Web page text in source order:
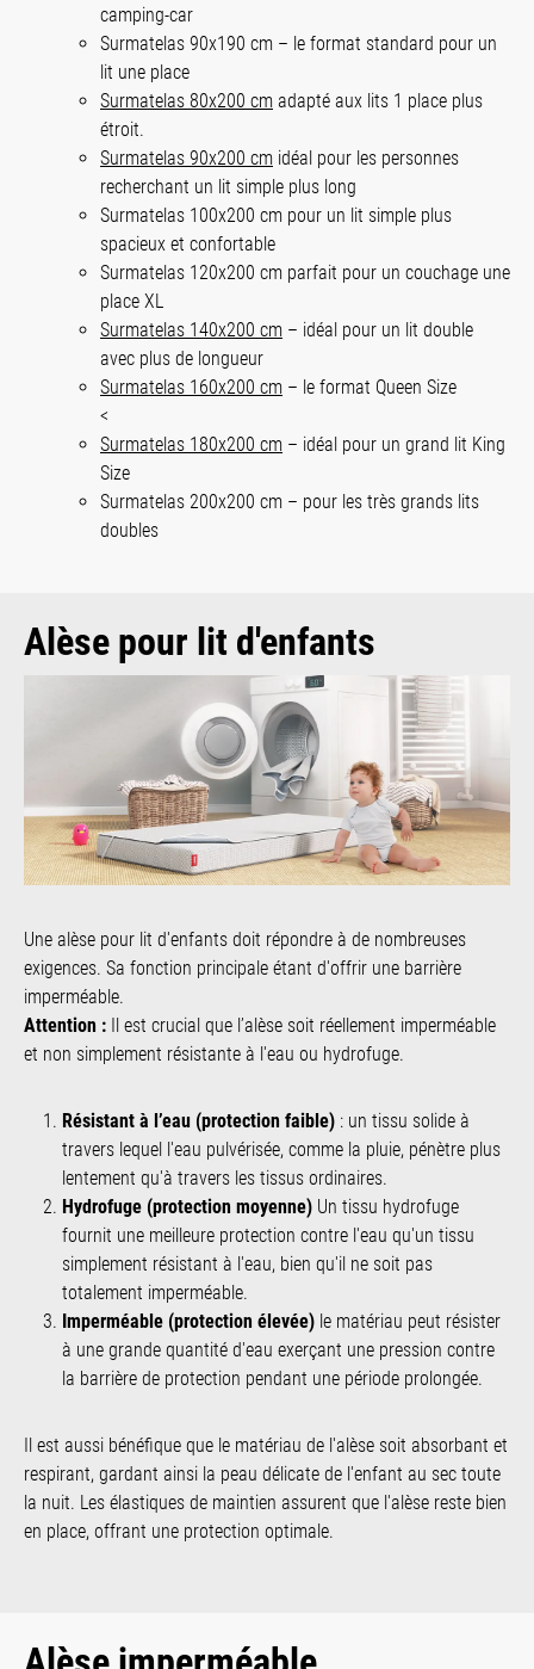
camping-car
Surmatelas 90x190 cm – le format standard pour un
lit une place
Surmatelas 80x200 cm adapté aux lits 1 place plus
étroit.
Surmatelas 90x200 cm idéal pour les personnes
recherchant un lit simple plus long
Surmatelas 100x200 cm pour un lit simple plus
spacieux et confortable
Surmatelas 120x200 cm parfait pour un couchage une
place XL
Surmatelas 140x200 cm – idéal pour un lit double
avec plus de longueur
Surmatelas 160x200 cm – le format Queen Size
<
Surmatelas 180x200 cm – idéal pour un grand lit King
Size
Surmatelas 200x200 cm – pour les très grands lits
doubles
Alèse pour lit d'enfants
Une alèse pour lit d'enfants doit répondre à de nombreuses
exigences. Sa fonction principale étant d'offrir une barrière
imperméable.
Attention : Il est crucial que l’alèse soit réellement imperméable
et non simplement résistante à l'eau ou hydrofuge.
Résistant à l’eau (protection faible) : un tissu solide à
travers lequel l'eau pulvérisée, comme la pluie, pénètre plus
lentement qu'à travers les tissus ordinaires.
Hydrofuge (protection moyenne) Un tissu hydrofuge
fournit une meilleure protection contre l'eau qu'un tissu
simplement résistant à l'eau, bien qu'il ne soit pas
totalement imperméable.
Imperméable (protection élevée) le matériau peut résister
à une grande quantité d'eau exerçant une pression contre
la barrière de protection pendant une période prolongée.
Il est aussi bénéfique que le matériau de l'alèse soit absorbant et
respirant, gardant ainsi la peau délicate de l'enfant au sec toute
la nuit. Les élastiques de maintien assurent que l'alèse reste bien
en place, offrant une protection optimale.